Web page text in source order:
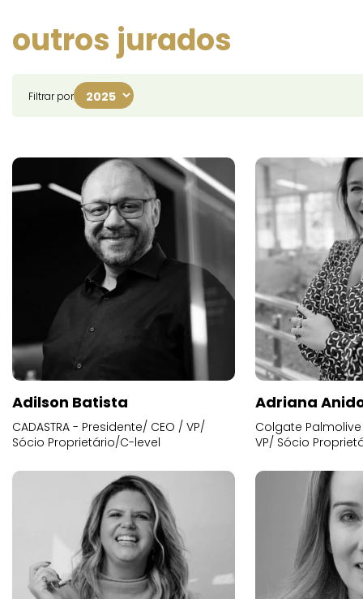
outros jurados
Filtrar por
Adilson Batista
CADASTRA - Presidente/ CEO / VP/
Sócio Proprietário/C-level
Adriana
Colgate
VP/ Sócio